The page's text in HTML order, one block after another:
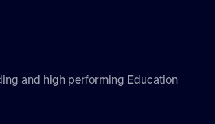
and high performing Education